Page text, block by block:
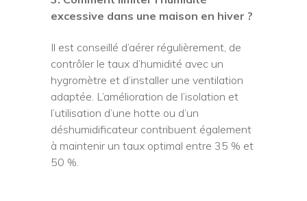
excessive dans une maison en hiver ?
Il est conseillé d’aérer régulièrement, de
contrôler le taux d’humidité avec un
hygromètre et d’installer une ventilation
adaptée. L’amélioration de l’isolation et
l’utilisation d’une hotte ou d’un
déshumidificateur contribuent également
à maintenir un taux optimal entre 35 % et
50 %.